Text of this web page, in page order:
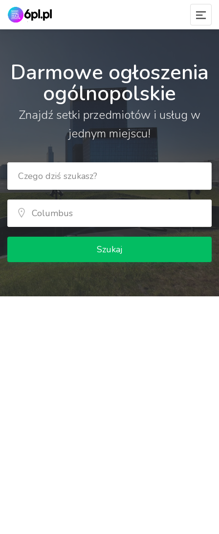
Darmowe ogłoszenia
ogólnopolskie
Znajdź setki przedmiotów i usług w
jednym miejscu!
Szukaj